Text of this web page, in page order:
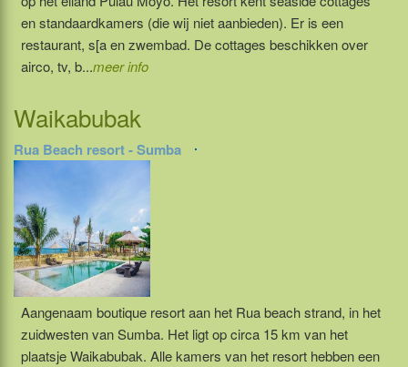
en standaardkamers (die wij niet aanbieden). Er is een
restaurant, s[a en zwembad. De cottages beschikken over
airco, tv, b...meer info
Waikabubak
Rua Beach resort - Sumba
Aangenaam boutique resort aan het Rua beach strand, in het
zuidwesten van Sumba. Het ligt op circa 15 km van het
plaatsje Waikabubak. Alle kamers van het resort hebben een